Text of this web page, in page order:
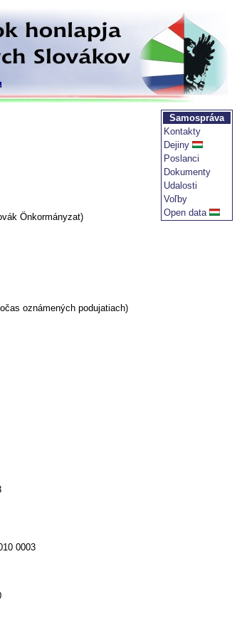
Önkormányzat)
oznámených podujatiach)
0003
Samospráva
Kontakty
Dejiny
Poslanci
Dokumenty
Udalosti
Voľby
Open data